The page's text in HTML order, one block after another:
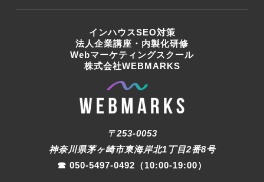
インハウスSEO対策
法人企業講座・内製化研修
Webマーケティングスクール
株式会社WEBMARKS
〒253-0053
神奈川県茅ヶ崎市東海岸北1丁目2番8号
☎︎ 050-5497-0492 （10:00-19:00）